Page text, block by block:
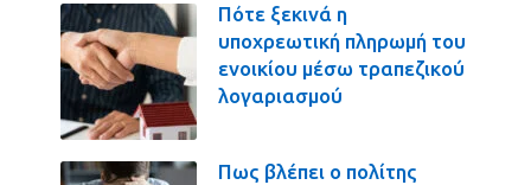
Πότε ξεκινά η
υποχρεωτική πληρωμή του
ενοικίου μέσω τραπεζικού
λογαριασμού
Πως βλέπει ο πολίτης